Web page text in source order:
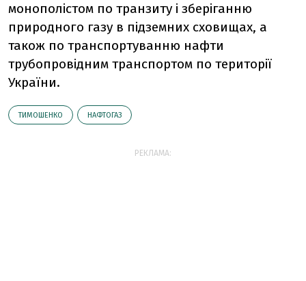
монополістом по транзиту і зберіганню
природного газу в підземних сховищах, а
також по транспортуванню нафти
трубопровідним транспортом по території
України.
ТИМОШЕНКО НАФТОГАЗ
РЕКЛАМА: